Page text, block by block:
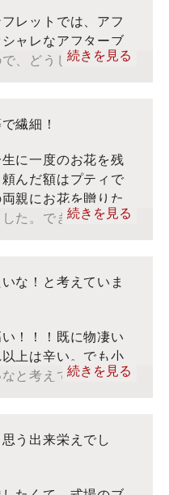
ーケをフォーエバーフ
様のコメントをそのま
ますが押し花なら
できますから注文
。
ーケをフォーエバーフ
様のコメントをそのま
レットでは、アフ
ャレなアフターブ
、どうしようか悩
ィングブーケと、
むさんを見つけま
ケのお押し花加工
。
ーケをフォーエバーフ
様のコメントをそのま
続きを見る
繊細！
に一度のお花を残
んだ額はプティで
親にお花を贈りた
た。できあがりは
むさんのアトリエ
じが伝わってき
頼んで良かったと
ーケをフォーエバーフ
様のコメントをそのま
続きを見る
な！と考えていま
！！！既に物凄い
上は辛い。でも小
と考えていたら、
るーむさんのプテ
。リビングに飾っ
ございました。ず
続きを見る
う出来栄えでし